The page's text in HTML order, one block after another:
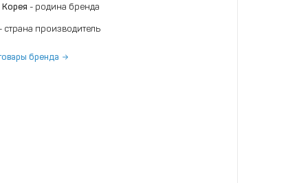
- родина бренда
страна производитель
бренда